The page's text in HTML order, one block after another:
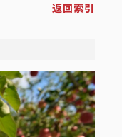
返回索引